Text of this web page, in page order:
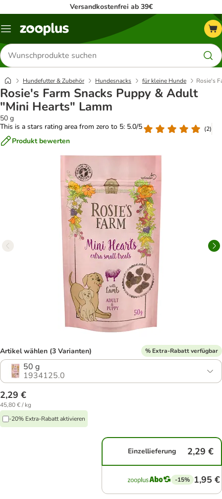
Versandkostenfrei ab 39€
Menü
Produkte
suchen
Hundefutter & Zubehör Hundesnacks für kleine Hunde Rosie's
Rosie's Farm Snacks Puppy & Adult
"Mini Hearts" Lamm
50 g
This is a stars rating area from zero to 5: 5.0/5
(2)
Produkt bewerten
Artikel wählen (3 Varianten) % Extra-Rabatt verfügbar
50 g
1934125.0
2,29 €
45,80 € / kg
-20% Extra-Rabatt aktivieren
Einzellieferung 2,29 €
-15% 1,95 €